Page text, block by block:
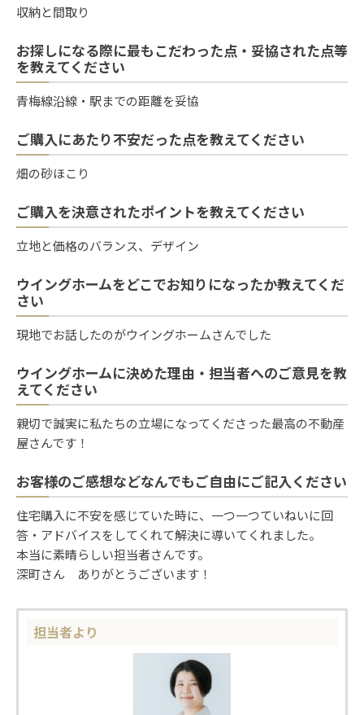
収納と間取り
お探しになる際に最もこだわった点・妥協された点等
を教えてください
青梅線沿線・駅までの距離を妥協
ご購入にあたり不安だった点を教えてください
畑の砂ほこり
ご購入を決意されたポイントを教えてください
立地と価格のバランス、デザイン
ウイングホームをどこでお知りになったか教えてくだ
さい
現地でお話したのがウイングホームさんでした
ウイングホームに決めた理由・担当者へのご意見を教
えてください
親切で誠実に私たちの立場になってくださった最高の不動産
屋さんです！
お客様のご感想などなんでもご自由にご記入ください
住宅購入に不安を感じていた時に、一つ一つていねいに回
答・アドバイスをしてくれて解決に導いてくれました。
本当に素晴らしい担当者さんです。
深町さん ありがとうございます！
担当者より